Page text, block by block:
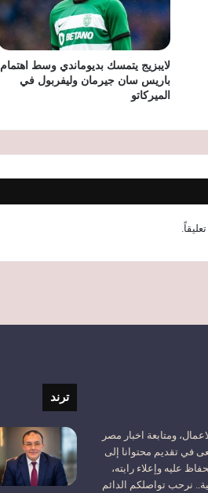
لايبزيج يتمسك بديوماندي وسط اهتمام
باريس سان جيرمان وليفربول في
الميركاتو
ومتابعة اخبار مصر
في تقديم محتوانا إلى
عليه وإعلاء رايته،
نرحب تواصلكم الدائم
ترند